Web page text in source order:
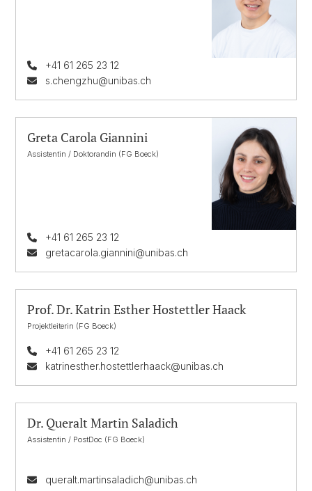
+41 61 265 23 12
s.chengzhu@unibas.ch
Greta Carola Giannini
Assistentin / Doktorandin (FG Boeck)
+41 61 265 23 12
gretacarola.giannini@unibas.ch
Prof. Dr. Katrin Esther Hostettler Haack
Projektleiterin (FG Boeck)
+41 61 265 23 12
katrinesther.hostettlerhaack@unibas.ch
Dr. Queralt Martin Saladich
Assistentin / PostDoc (FG Boeck)
queralt.martinsaladich@unibas.ch